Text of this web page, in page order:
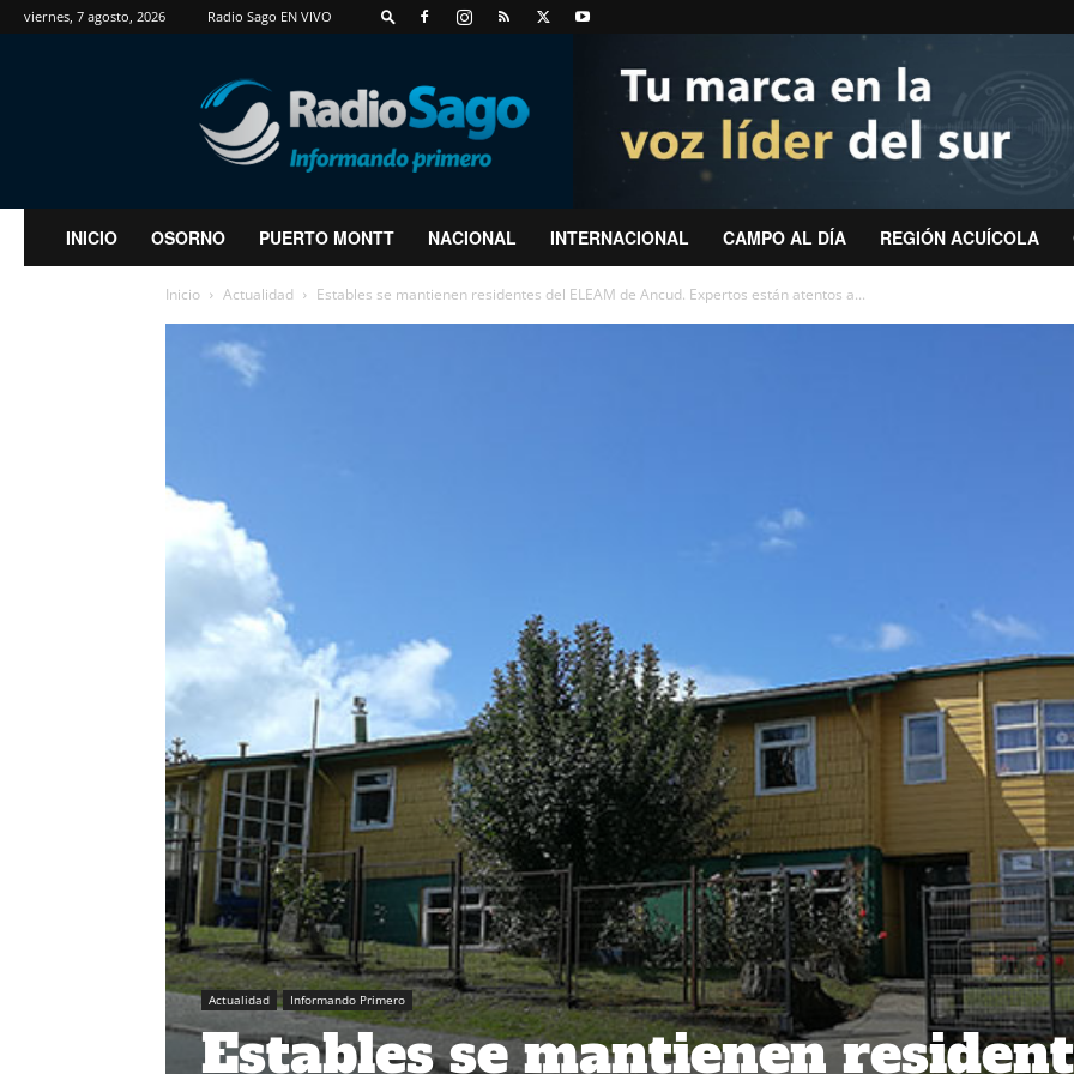
viernes, 7 agosto, 2026 Radio Sago EN VIVO
RadioSago
INICIO OSORNO PUERTO MONTT NACIONAL INTERNACIONAL CAMPO AL DÍA REGIÓN ACUÍCOLA
Inicio Actualidad Estables se mantienen residentes del ELEAM de Ancud. Expertos están atentos a...
Actualidad Informando Primero
Estables se mantienen